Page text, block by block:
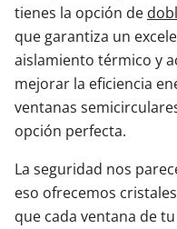
tienes la opción de
que garantiza un
aislamiento térmico y
mejorar la eficiencia
ventanas
opción perfecta.
La seguridad nos
eso ofrecemos
que cada ventana de